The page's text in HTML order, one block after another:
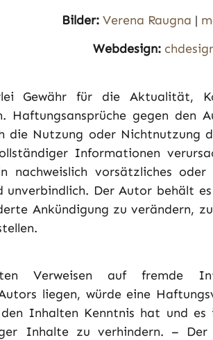
Bilder: Verena Raugna |
Webdesign:
Gewähr für die Aktualität,
Haftungsansprüche gegen den
die Nutzung oder Nichtnutzung
Informationen
nachweislich vorsätzliches
Der Autor behält
Ankündigung zu verändern,
Verweisen auf fremde
liegen, würde eine
Inhalten Kenntnis hat und es
Inhalte zu verhindern. –